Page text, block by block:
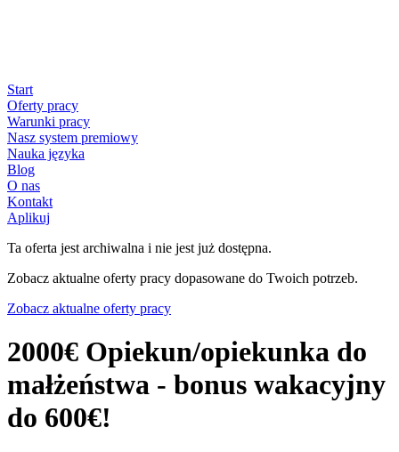
Start
Oferty pracy
Warunki pracy
Nasz system premiowy
Nauka języka
Blog
O nas
Kontakt
Aplikuj
Ta oferta jest archiwalna i nie jest już dostępna.
Zobacz aktualne oferty pracy dopasowane do Twoich potrzeb.
Zobacz aktualne oferty pracy
2000€ Opiekun/opiekunka do
małżeństwa - bonus wakacyjny
do 600€!